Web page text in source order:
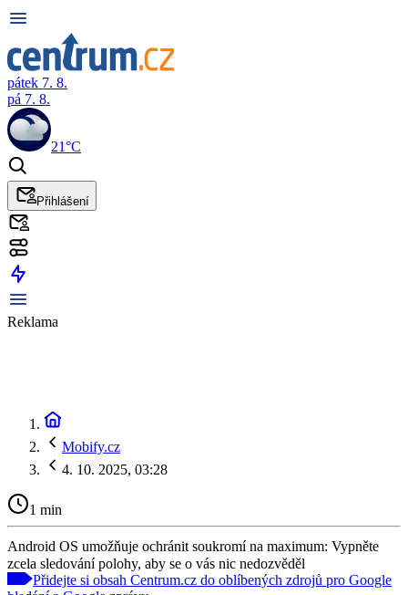
pátek 7. 8.
pá 7. 8.
21°C
Přihlášení
Reklama
Mobify.cz
4. 10. 2025, 03:28
1 min
Android OS umožňuje ochránit soukromí na maximum: Vypněte
zcela sledování polohy, aby se o vás nic nedozvěděl
Přidejte si obsah Centrum.cz do oblíbených zdrojů pro Google